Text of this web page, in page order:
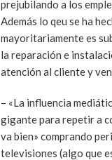
prejubilando a los
Además lo qeu se ha
mayoritariamente es
la reparación e
atención al cliente y
– «La influencia
gigante para repetir a
va bien» comprando
televisiones (algo que